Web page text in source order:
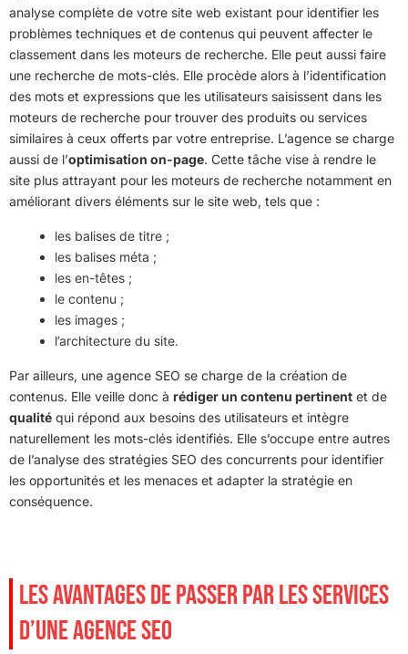
analyse complète de votre site web existant pour identifier les
problèmes techniques et de contenus qui peuvent affecter le
classement dans les moteurs de recherche. Elle peut aussi faire
une recherche de mots-clés. Elle procède alors à l’identification
des mots et expressions que les utilisateurs saisissent dans les
moteurs de recherche pour trouver des produits ou services
similaires à ceux offerts par votre entreprise. L’agence se charge
aussi de l’optimisation on-page. Cette tâche vise à rendre le
site plus attrayant pour les moteurs de recherche notamment en
améliorant divers éléments sur le site web, tels que :
les balises de titre ;
les balises méta ;
les en-têtes ;
le contenu ;
les images ;
l’architecture du site.
Par ailleurs, une agence SEO se charge de la création de
contenus. Elle veille donc à rédiger un contenu pertinent et de
qualité qui répond aux besoins des utilisateurs et intègre
naturellement les mots-clés identifiés. Elle s’occupe entre autres
de l’analyse des stratégies SEO des concurrents pour identifier
les opportunités et les menaces et adapter la stratégie en
conséquence.
LES AVANTAGES DE PASSER PAR LES SERVICES
D’UNE AGENCE SEO